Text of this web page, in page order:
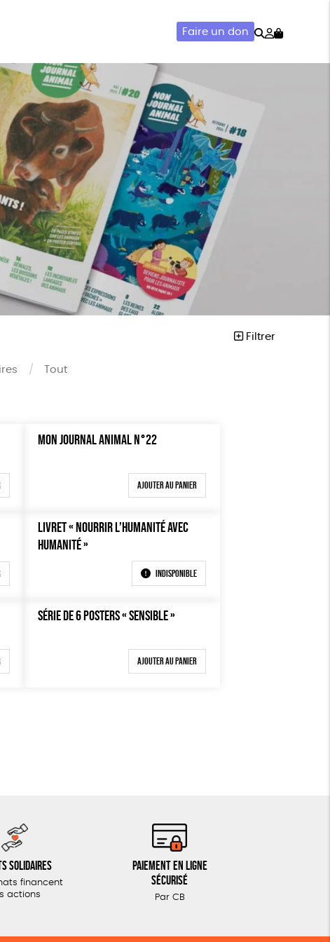
ACCESSOIRES
Faire un don Rechercher
Mon
Filtrer
Tout
vegan
MON JOURNAL ANIMAL N°22
Ajouter au panier
LIVRET « NOURRIR L’HUMANITÉ AVEC
HUMANITÉ »
Indisponible
SÉRIE DE 6 POSTERS « SENSIBLE »
Ajouter au panier
solidaires
financent
actions
Paiement en ligne
sécurisé
Par CB